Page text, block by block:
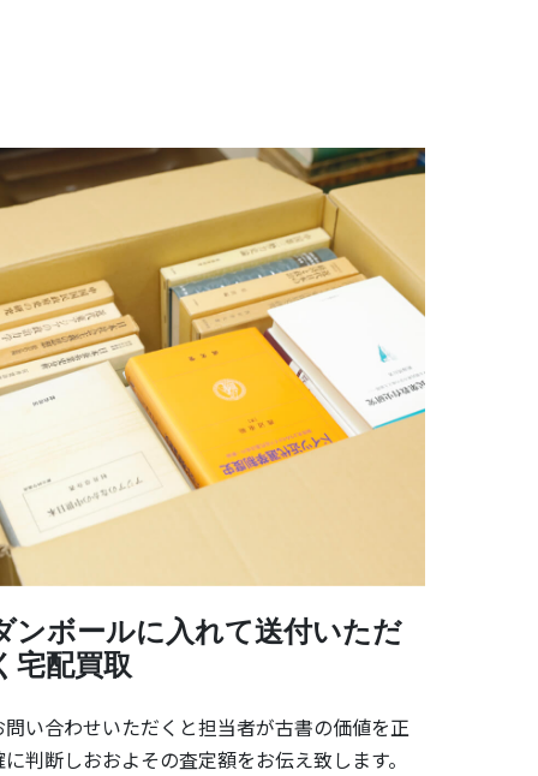
ンボールに入れて送付いただ
宅配買取
問い合わせいただくと担当者が古書の価値を正
に判断しおおよその査定額をお伝え致します。